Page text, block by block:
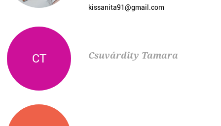
kissanita91@gmail.com
CT Csuvárdity Tamara